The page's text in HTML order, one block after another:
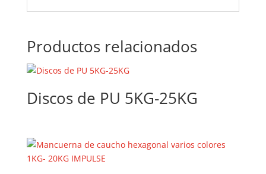
Productos relacionados
Discos de PU 5KG-25KG